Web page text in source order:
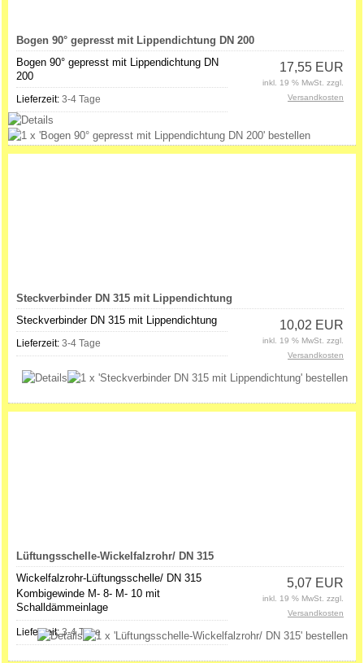
Bogen 90° gepresst mit Lippendichtung DN 200
Bogen 90° gepresst mit Lippendichtung DN
200
Lieferzeit: 3-4 Tage
17,55 EUR
inkl. 19 % MwSt. zzgl.
Versandkosten
Steckverbinder DN 315 mit Lippendichtung
Steckverbinder DN 315 mit Lippendichtung
Lieferzeit: 3-4 Tage
10,02 EUR
inkl. 19 % MwSt. zzgl.
Versandkosten
Lüftungsschelle-Wickelfalzrohr/ DN 315
Wickelfalzrohr-Lüftungsschelle/ DN 315
Kombigewinde M- 8- M- 10 mit
Schalldämmeinlage
Lieferzeit:3-4 Tage
5,07 EUR
inkl. 19 % MwSt. zzgl.
Versandkosten